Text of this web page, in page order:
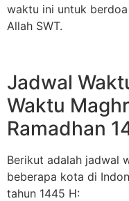
waktu ini untuk
Allah SWT.
Jadwal
Waktu
Ramadhan
Berikut adalah jadwal
beberapa kota di
tahun 1445 H: